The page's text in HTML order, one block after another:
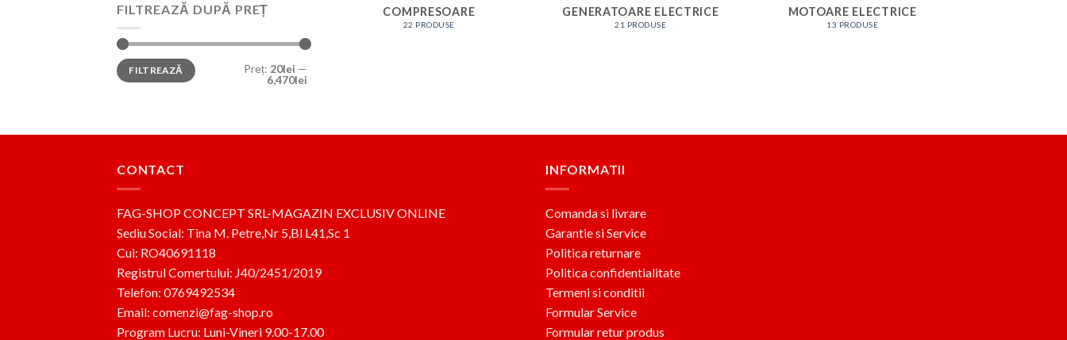
FILTREAZĂ DUPĂ PREȚ
Preț
minim
Preț
maxim
FILTREAZĂ Preț: 20lei —
6,470lei
COMPRESOARE
22 PRODUSE
GENERATOARE ELECTRICE
21 PRODUSE
MOTOARE ELECTRICE
13 PRODUSE
CONTACT
FAG-SHOP CONCEPT SRL-MAGAZIN EXCLUSIV ONLINE
Sediu Social: Tina M. Petre,Nr 5,Bl L41,Sc 1
Cui: RO40691118
Registrul Comertului: J40/2451/2019
Telefon: 0769492534
Email: comenzi@fag-shop.ro
Program Lucru: Luni-Vineri 9.00-17.00
INFORMATII
Comanda si livrare
Garantie si Service
Politica returnare
Politica confidentialitate
Termeni si conditii
Formular Service
Formular retur produs